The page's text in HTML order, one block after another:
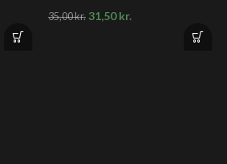
35,00kr. 31,50kr.